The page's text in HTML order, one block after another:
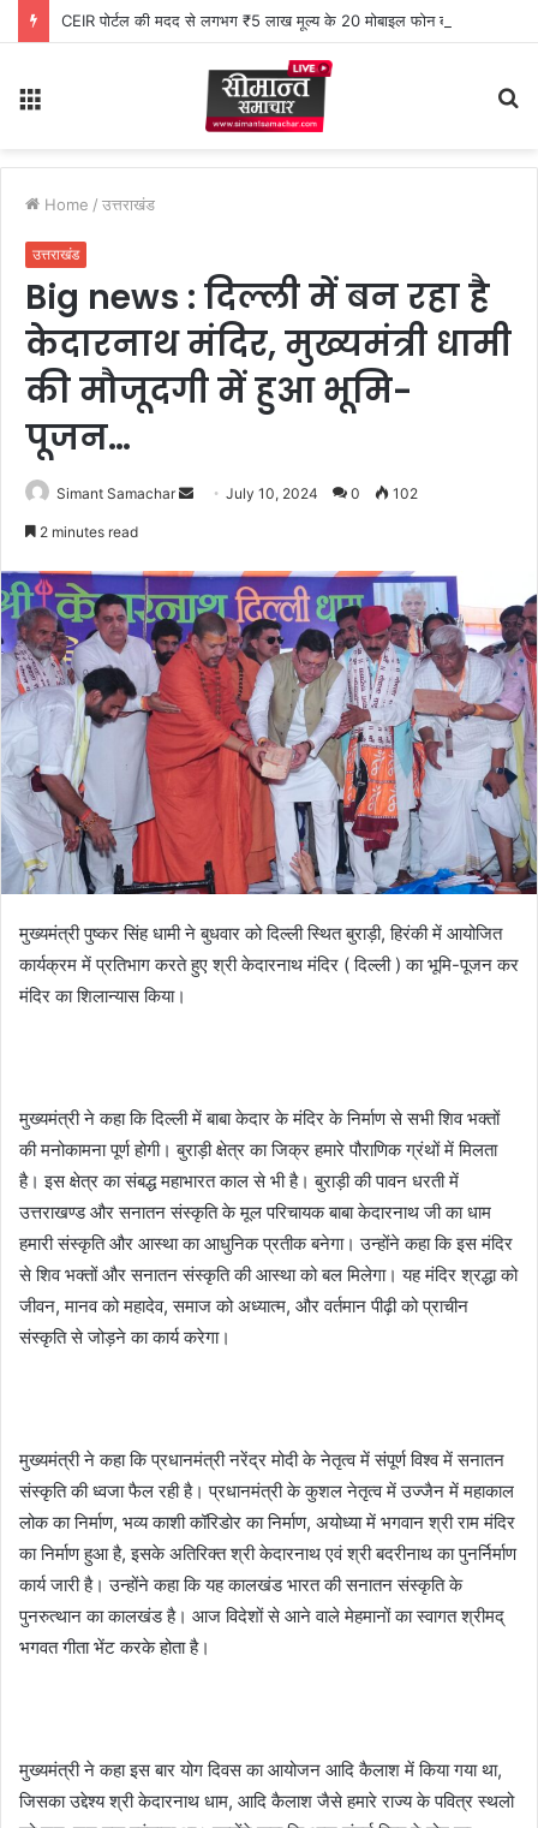
CEIR पोर्टल की मदद से लगभग ₹5 लाख मूल्य के 20 मोबाइल फोन बरामद
Home / उत्तराखंड
उत्तराखंड
Big news : दिल्ली में बन रहा है
केदारनाथ मंदिर, मुख्यमंत्री धामी
की मौजूदगी में हुआ भूमि-
पूजन…
Simant Samachar
d
a
n
e
m
a
i
July 10, 2024 0 102
2 minutes read
मुख्यमंत्री पुष्कर सिंह धामी ने बुधवार को दिल्ली स्थित बुराड़ी, हिरंकी में आयोजित
कार्यक्रम में प्रतिभाग करते हुए श्री केदारनाथ मंदिर ( दिल्ली ) का भूमि-पूजन कर
मंदिर का शिलान्यास किया।
मुख्यमंत्री ने कहा कि दिल्ली में बाबा केदार के मंदिर के निर्माण से सभी शिव भक्तों
की मनोकामना पूर्ण होगी। बुराड़ी क्षेत्र का जिक्र हमारे पौराणिक ग्रंथों में मिलता
है। इस क्षेत्र का संबद्ध महाभारत काल से भी है। बुराड़ी की पावन धरती में
उत्तराखण्ड और सनातन संस्कृति के मूल परिचायक बाबा केदारनाथ जी का धाम
हमारी संस्कृति और आस्था का आधुनिक प्रतीक बनेगा। उन्होंने कहा कि इस मंदिर
से शिव भक्तों और सनातन संस्कृति की आस्था को बल मिलेगा। यह मंदिर श्रद्धा को
जीवन, मानव को महादेव, समाज को अध्यात्म, और वर्तमान पीढ़ी को प्राचीन
संस्कृति से जोड़ने का कार्य करेगा।
मुख्यमंत्री ने कहा कि प्रधानमंत्री नरेंद्र मोदी के नेतृत्व में संपूर्ण विश्व में सनातन
संस्कृति की ध्वजा फैल रही है। प्रधानमंत्री के कुशल नेतृत्व में उज्जैन में महाकाल
लोक का निर्माण, भव्य काशी कॉरिडोर का निर्माण, अयोध्या में भगवान श्री राम मंदिर
का निर्माण हुआ है, इसके अतिरिक्त श्री केदारनाथ एवं श्री बदरीनाथ का पुनर्निर्माण
कार्य जारी है। उन्होंने कहा कि यह कालखंड भारत की सनातन संस्कृति के
पुनरुत्थान का कालखंड है। आज विदेशों से आने वाले मेहमानों का स्वागत श्रीमद्
भगवत गीता भेंट करके होता है।
मुख्यमंत्री ने कहा इस बार योग दिवस का आयोजन आदि कैलाश में किया गया था,
जिसका उद्देश्य श्री केदारनाथ धाम, आदि कैलाश जैसे हमारे राज्य के पवित्र स्थलो